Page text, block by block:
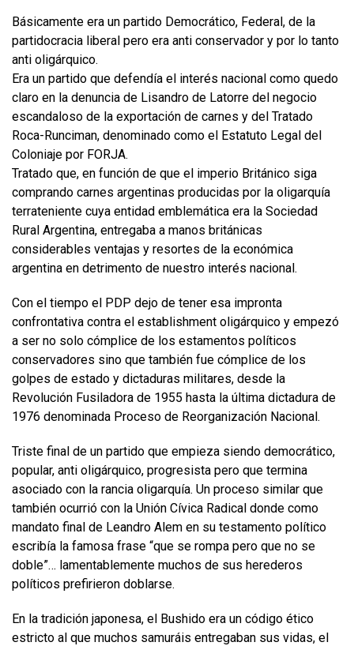
Básicamente era un partido Democrático, Federal, de la
partidocracia liberal pero era anti conservador y por lo tanto
anti oligárquico.
Era un partido que defendía el interés nacional como quedo
claro en la denuncia de Lisandro de Latorre del negocio
escandaloso de la exportación de carnes y del Tratado
Roca-Runciman, denominado como el Estatuto Legal del
Coloniaje por FORJA.
Tratado que, en función de que el imperio Británico siga
comprando carnes argentinas producidas por la oligarquía
terrateniente cuya entidad emblemática era la Sociedad
Rural Argentina, entregaba a manos británicas
considerables ventajas y resortes de la económica
argentina en detrimento de nuestro interés nacional.
Con el tiempo el PDP dejo de tener esa impronta
confrontativa contra el establishment oligárquico y empezó
a ser no solo cómplice de los estamentos políticos
conservadores sino que también fue cómplice de los
golpes de estado y dictaduras militares, desde la
Revolución Fusiladora de 1955 hasta la última dictadura de
1976 denominada Proceso de Reorganización Nacional.
Triste final de un partido que empieza siendo democrático,
popular, anti oligárquico, progresista pero que termina
asociado con la rancia oligarquía. Un proceso similar que
también ocurrió con la Unión Cívica Radical donde como
mandato final de Leandro Alem en su testamento político
escribía la famosa frase “que se rompa pero que no se
doble”… lamentablemente muchos de sus herederos
políticos prefirieron doblarse.
En la tradición japonesa, el Bushido era un código ético
estricto al que muchos samuráis entregaban sus vidas, el